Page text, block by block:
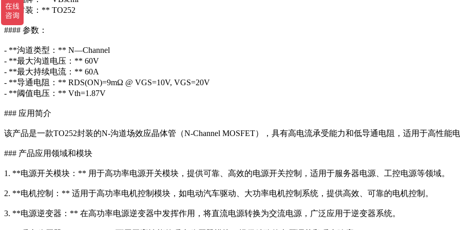
- **封装：** TO252
#### 参数：
- **沟道类型：** N—Channel
- **最大沟道电压：** 60V
- **最大持续电流：** 60A
- **导通电阻：** RDS(ON)=9mΩ @ VGS=10V, VGS=20V
- **阈值电压：** Vth=1.87V
### 应用简介
该产品是一款TO252封装的N-沟道场效应晶体管（N-Channel MOSFET），具有高电流承受能力和低导通电阻，适用于高性能
### 产品应用领域和模块
1. **电源开关模块：** 用于高功率电源开关模块，提供可靠、高效的电源开关控制，适用于服务器电源、工控电源等领域。
2. **电机控制：** 适用于高功率电机控制模块，如电动汽车驱动、大功率电机控制系统，提供高效、可靠的电机控制。
3. **电源逆变器：** 在高功率电源逆变器中发挥作用，将直流电源转换为交流电源，广泛应用于逆变器系统。